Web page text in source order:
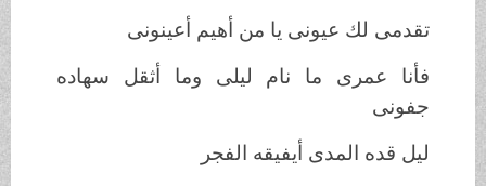
تقدمى لك عيونى يا من أهيم أعينونى
فأنا عمرى ما نام ليلى وما أثقل سهاده
جفونى
ليل قده المدى أيفيقه الفجر